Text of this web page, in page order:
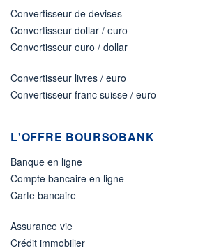
Convertisseur de devises
Convertisseur dollar / euro
Convertisseur euro / dollar
Convertisseur livres / euro
Convertisseur franc suisse / euro
L'OFFRE BOURSOBANK
Banque en ligne
Compte bancaire en ligne
Carte bancaire
Assurance vie
Crédit immobilier